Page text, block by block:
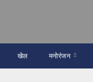
खेल मनोरंजन